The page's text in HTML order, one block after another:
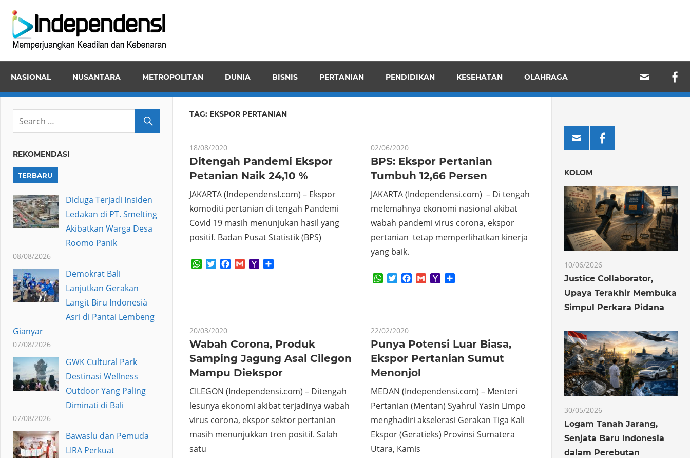
content
dan
NASIONAL NUSANTARA METROPOLITAN DUNIA BISNIS PERTANIAN PENDIDIKAN KESEHATAN OLAHRAGA
TAG: EKSPOR PERTANIAN
18/08/2020
Ditengah Pandemi Ekspor
Petanian Naik 24,10 %
JAKARTA (IndependensI.com) – Ekspor
komoditi pertanian di tengah Pandemi
Covid 19 masih menunjukan hasil yang
positif. Badan Pusat Statistik (BPS)
WhatsApp
TwitterFacebook
GmailYahoo
02/06/2020
BPS: Ekspor Pertanian
Tumbuh 12,66 Persen
JAKARTA (Independensi.com) – Di tengah
melemahnya ekonomi nasional akibat
wabah pandemi virus corona, ekspor
pertanian tetap memperlihatkan kinerja
yang baik.
WhatsApp
TwitterFacebook
GmailYahoo
20/03/2020
Wabah Corona, Produk
Samping Jagung Asal Cilegon
Mampu Diekspor
CILEGON (Independensi.com) – Ditengah
lesunya ekonomi akibat terjadinya wabah
virus corona, ekspor sektor pertanian
masih menunjukkan tren positif. Salah
satu
22/02/2020
Punya Potensi Luar Biasa,
Ekspor Pertanian Sumut
Menonjol
MEDAN (Independensi.com) – Menteri
Pertanian (Mentan) Syahrul Yasin Limpo
menghadiri akselerasi Gerakan Tiga Kali
Ekspor (Geratieks) Provinsi Sumatera
Utara, Kamis
REKOMENDASI
TERBARU
Diduga Terjadi Insiden
Ledakan di PT. Smelting
Akibatkan Warga Desa
Roomo Panik
08/08/2026
Demokrat Bali
Lanjutkan Gerakan
Langit Biru Indonesià
Asri di Pantai Lembeng
Gianyar
07/08/2026
GWK Cultural Park
Destinasi Wellness
Outdoor Yang Paling
Diminati di Bali
07/08/2026
Bawaslu dan Pemuda
LIRA Perkuat
KOLOM
10/06/2026
Justice Collaborator,
Upaya Terakhir Membuka
Simpul Perkara Pidana
30/05/2026
Logam Tanah Jarang,
Senjata Baru Indonesia
dalam Perebutan